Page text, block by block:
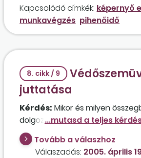
Kapcsolódó címkék: képernyő
munkavégzés pihenőidő
8. cikk / 9
juttatása
Kérdés: Mikor és milyen
dolgozónak védőszemüveg
Tovább a válaszhoz
Válaszadás: 2005. április